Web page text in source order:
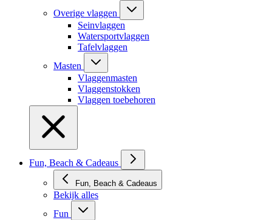
Overige vlaggen
Seinvlaggen
Watersportvlaggen
Tafelvlaggen
Masten
Vlaggenmasten
Vlaggenstokken
Vlaggen toebehoren
Fun, Beach & Cadeaus
Fun, Beach & Cadeaus
Bekijk alles
Fun